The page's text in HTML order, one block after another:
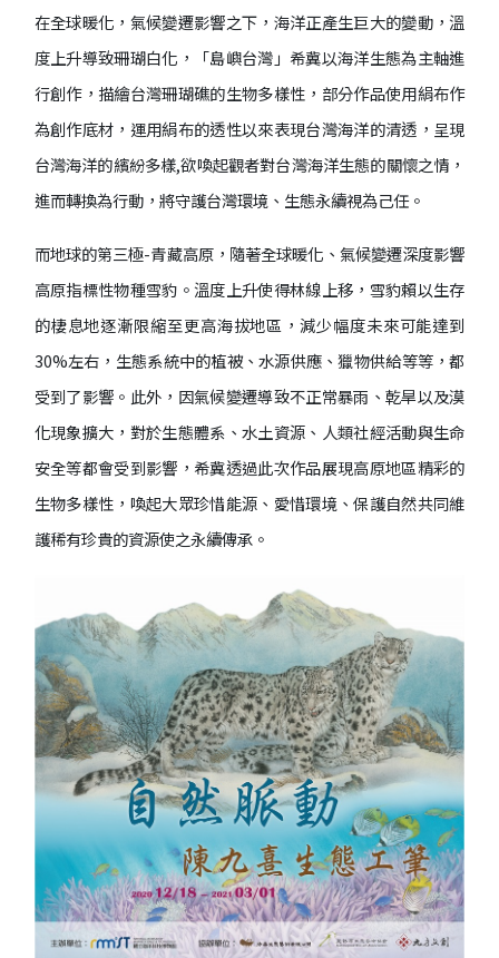
在全球暖化，氣候變遷影響之下，海洋正產生巨大的變動，溫
度上升導致珊瑚白化，「島嶼台灣」希冀以海洋生態為主軸進
行創作，描繪台灣珊瑚礁的生物多樣性，部分作品使用絹布作
為創作底材，運用絹布的透性以來表現台灣海洋的清透，呈現
台灣海洋的繽紛多樣,欲喚起觀者對台灣海洋生態的關懷之情，
進而轉換為行動，將守護台灣環境、生態永續視為己任。
而地球的第三極-青藏高原，隨著全球暖化、氣候變遷深度影響
高原指標性物種雪豹。溫度上升使得林線上移，雪豹賴以生存
的棲息地逐漸限縮至更高海拔地區，減少幅度未來可能達到
30%左右，生態系統中的植被、水源供應、獵物供給等等，都
受到了影響。此外，因氣候變遷導致不正常暴雨、乾旱以及漠
化現象擴大，對於生態體系、水土資源、人類社經活動與生命
安全等都會受到影響，希冀透過此次作品展現高原地區精彩的
生物多樣性，喚起大眾珍惜能源、愛惜環境、保護自然共同維
護稀有珍貴的資源使之永續傳承。